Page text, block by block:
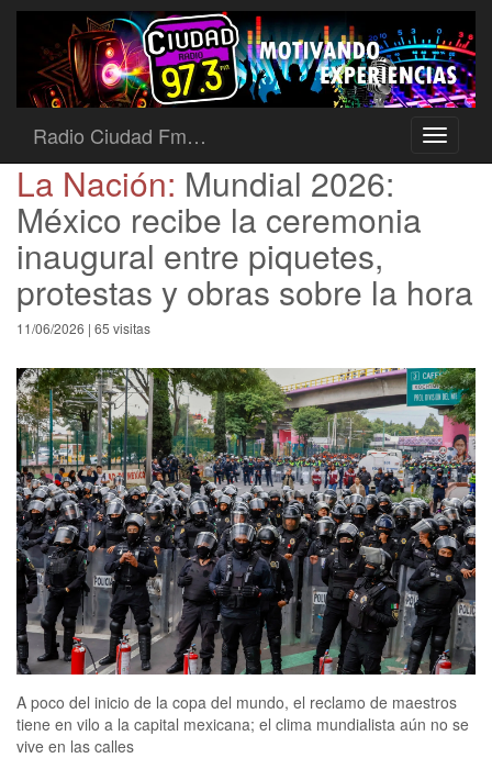
Toggle
Radio Ciudad Fm…
La Nación: Mundial 2026:
México recibe la ceremonia
inaugural entre piquetes,
protestas y obras sobre la hora
11/06/2026 | 65 visitas
A poco del inicio de la copa del mundo, el reclamo de maestros
tiene en vilo a la capital mexicana; el clima mundialista aún no se
vive en las calles